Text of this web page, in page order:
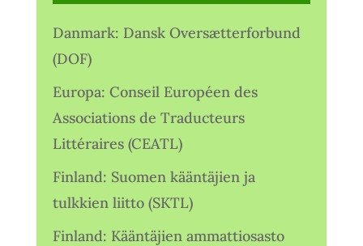
Danmark: Dansk Oversætterforbund
(DOF)
Europa: Conseil Européen des
Associations de Traducteurs
Littéraires (CEATL)
Finland: Suomen kääntäjien ja
tulkkien liitto (SKTL)
Finland: Kääntäjien ammattiosasto